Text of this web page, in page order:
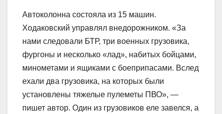
Автоколонна состояла из 15 машин.
Ходаковский управлял внедорожником. «За
нами следовали БТР, три военных грузовика,
фургоны и несколько «лад», набитых бойцами,
минометами и ящиками с боеприпасами. Вслед
ехали два грузовика, на которых были
установлены тяжелые пулеметы ПВО», —
пишет автор. Один из грузовиков еле завелся, а